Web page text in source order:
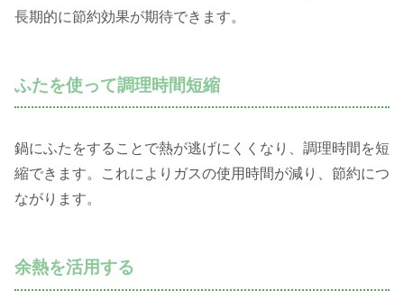
長期的に節約効果が期待できます。
ふたを使って調理時間短縮
鍋にふたをすることで熱が逃げにくくなり、調理時間を短
縮できます。これによりガスの使用時間が減り、節約につ
ながります。
余熱を活用する